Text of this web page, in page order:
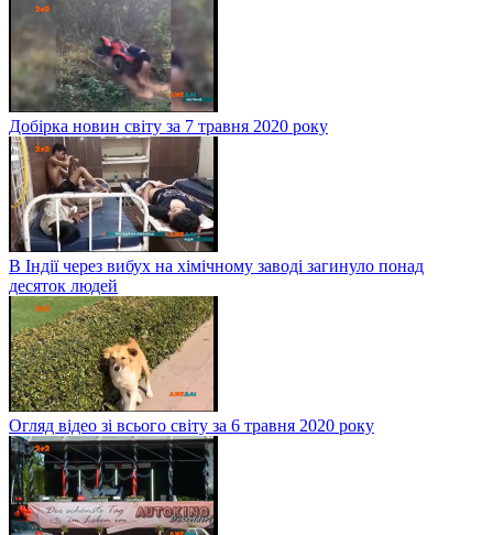
Добірка новин світу за 7 травня 2020 року
В Індії через вибух на хімічному заводі загинуло понад
десяток людей
Огляд відео зі всього світу за 6 травня 2020 року